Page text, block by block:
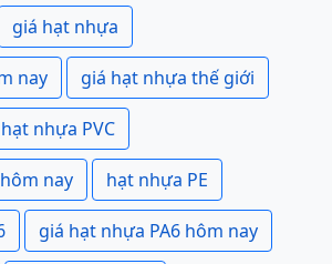
giá hạt nhựa
nay giá hạt nhựa thế giới
nhựa PVC
nay hạt nhựa PE
giá hạt nhựa PA6 hôm nay